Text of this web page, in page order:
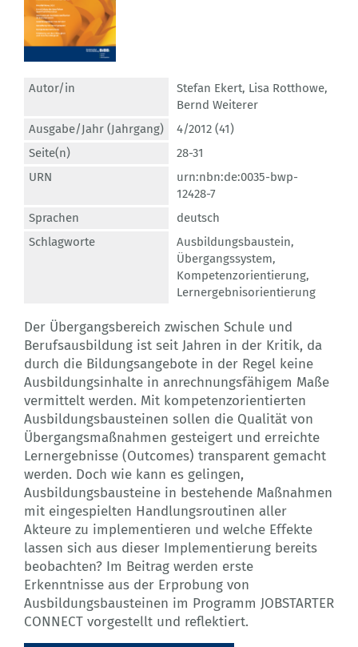
Autor/in Stefan Ekert, Lisa Rotthowe,
Bernd Weiterer
Ausgabe/Jahr (Jahrgang)
4/2012 (41)
Seite(n)
28-31
URN
urn:nbn:de:0035-bwp-
12428-7
Sprachen
deutsch
Schlagworte
Ausbildungsbaustein,
Übergangssystem,
Kompetenzorientierung,
Lernergebnisorientierung
Der Übergangsbereich zwischen Schule und
Berufsausbildung ist seit Jahren in der Kritik, da
durch die Bildungsangebote in der Regel keine
Ausbildungsinhalte in anrechnungsfähigem Maße
vermittelt werden. Mit kompetenzorientierten
Ausbildungsbausteinen sollen die Qualität von
Übergangsmaßnahmen gesteigert und erreichte
Lernergebnisse (Outcomes) transparent gemacht
werden. Doch wie kann es gelingen,
Ausbildungsbausteine in bestehende Maßnahmen
mit eingespielten Handlungsroutinen aller
Akteure zu implementieren und welche Effekte
lassen sich aus dieser Implementierung bereits
beobachten? Im Beitrag werden erste
Erkenntnisse aus der Erprobung von
Ausbildungsbausteinen im Programm JOBSTARTER
CONNECT vorgestellt und reflektiert.